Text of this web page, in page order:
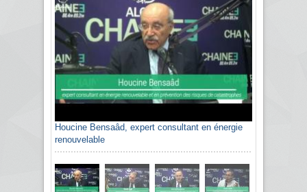
Houcine Bensaâd, expert consultant en énergie
renouvelable